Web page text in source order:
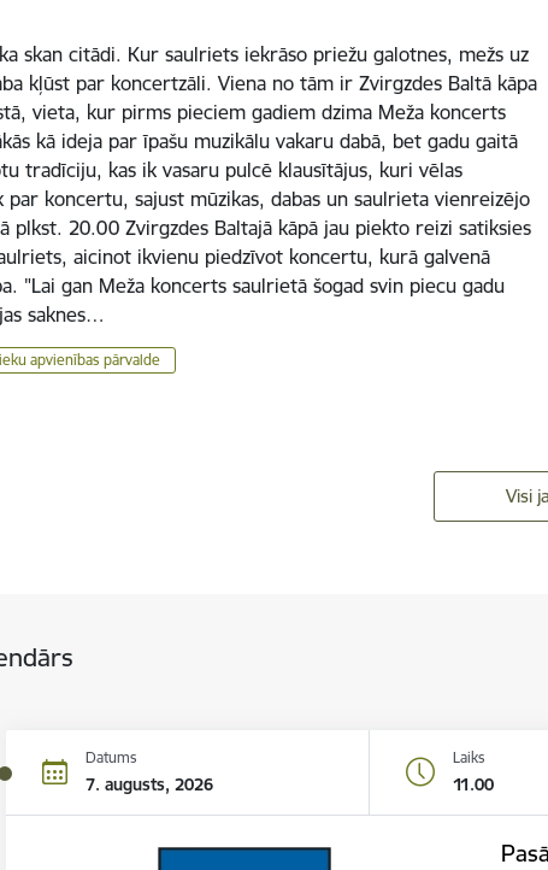
skan citādi. Kur saulriets iekrāso priežu galotnes, mežs uz
kļūst par koncertzāli. Viena no tām ir Zvirgzdes Baltā kāpa
vieta, kur pirms pieciem gadiem dzima Meža koncerts
kā ideja par īpašu muzikālu vakaru dabā, bet gadu gaitā
tradīciju, kas ik vasaru pulcē klausītājus, kuri vēlas
par koncertu, sajust mūzikas, dabas un saulrieta vienreizējo
plkst. 20.00 Zvirgzdes Baltajā kāpā jau piekto reizi satiksies
aicinot ikvienu piedzīvot koncertu, kurā galvenā
"Lai gan Meža koncerts saulrietā šogad svin piecu gadu
saknes…
apvienības pārvalde
Visi
Datums
7. augusts, 2026
Laiks
11.00